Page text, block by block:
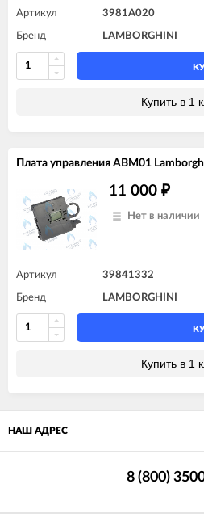
Артикул 3981A020
Бренд LAMBORGHINI
Купить в 1
Плата управления ABM01
11 000 ₽
Нет в наличии
Артикул 39841332
Бренд LAMBORGHINI
Купить в 1
НАШ АДРЕС
8 (800)